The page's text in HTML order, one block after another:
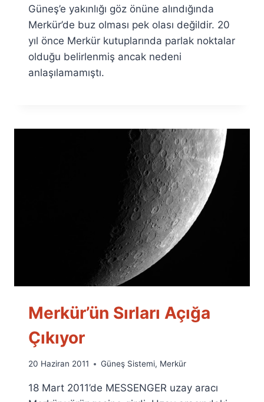
Güneş’e yakınlığı göz önüne alındığında
Merkür’de buz olması pek olası değildir. 20
yıl önce Merkür kutuplarında parlak noktalar
olduğu belirlenmiş ancak nedeni
anlaşılamamıştı.
Merkür’ün Sırları Açığa
Çıkıyor
By
Fuat
20 Haziran 2011 Güneş Sistemi, Merkür
18 Mart 2011’de MESSENGER uzay aracı